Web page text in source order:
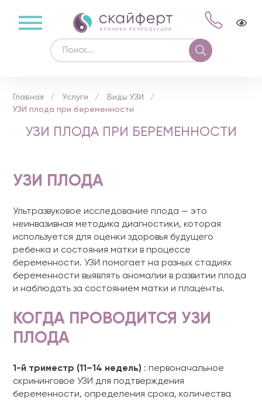
Главная Услуги
Виды УЗИ
УЗИ плода при беременности
УЗИ ПЛОДА ПРИ БЕРЕМЕННОСТИ
УЗИ ПЛОДА
Ультразвуковое исследование плода — это
неинвазивная методика диагностики, которая
используется для оценки здоровья будущего
ребенка и состояния матки в процессе
беременности. УЗИ помогает на разных стадиях
беременности выявлять аномалии в развитии плода
и наблюдать за состоянием матки и плаценты.
КОГДА ПРОВОДИТСЯ УЗИ
ПЛОДА
1-й триместр (11–14 недель) : первоначальное
скрининговое УЗИ для подтверждения
беременности, определения срока, количества